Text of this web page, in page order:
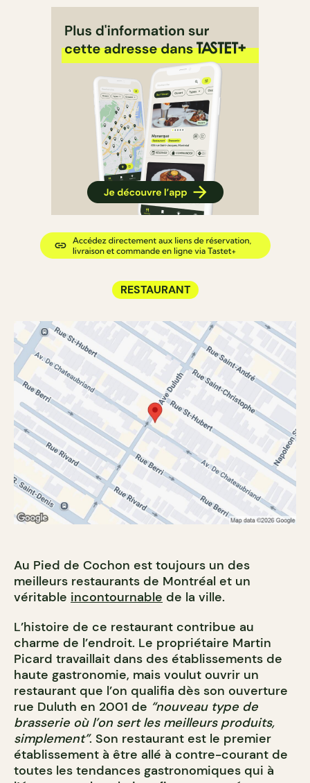
RESTAURANT
Au Pied de Cochon est toujours un des
meilleurs restaurants de Montréal et un
véritable incontournable de la ville.
L’histoire de ce restaurant contribue au
charme de l’endroit. Le propriétaire Martin
Picard travaillait dans des établissements de
haute gastronomie, mais voulut ouvrir un
restaurant que l’on qualifia dès son ouverture
rue Duluth en 2001 de “nouveau type de
brasserie où l’on sert les meilleurs produits,
simplement”. Son restaurant est le premier
établissement à être allé à contre-courant de
toutes les tendances gastronomiques qui à